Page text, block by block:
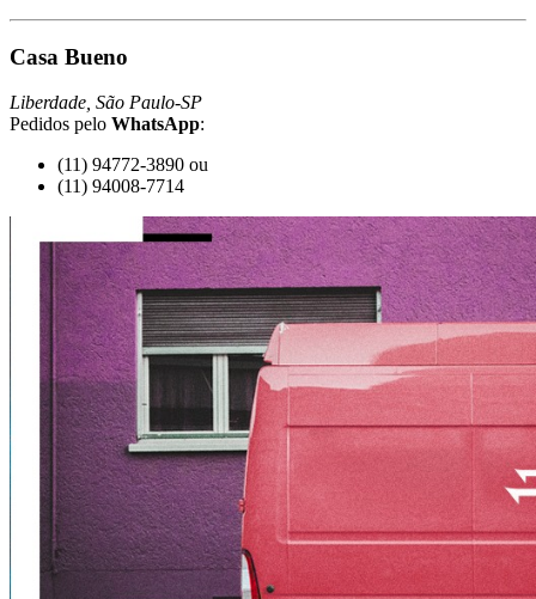
Casa Bueno
Liberdade, São Paulo-SP
Pedidos pelo WhatsApp:
(11) 94772-3890 ou
(11) 94008-7714